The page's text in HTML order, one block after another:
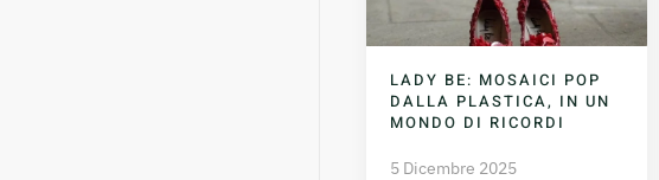
LADY BE: MOSAICI POP
DALLA PLASTICA, IN UN
MONDO DI RICORDI
5 Dicembre 2025